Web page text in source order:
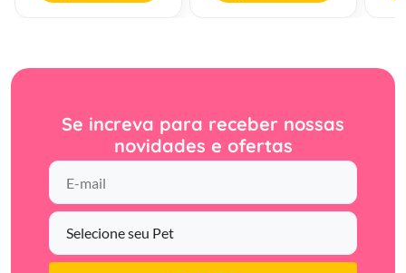
Se increva para receber nossas
novidades e ofertas